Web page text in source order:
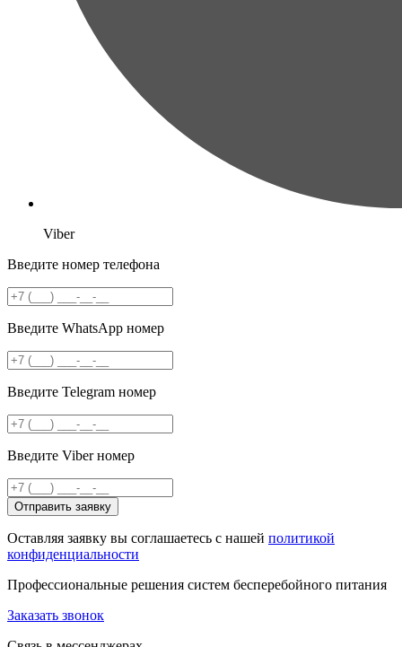
Viber
Введите номер телефона
Введите WhatsApp номер
Введите Telegram номер
Введите Viber номер
Отправить заявку
Оставляя заявку вы соглашаетесь с нашей политикой
конфиденциальности
Профессиональные решения систем бесперебойного питания
Заказать звонок